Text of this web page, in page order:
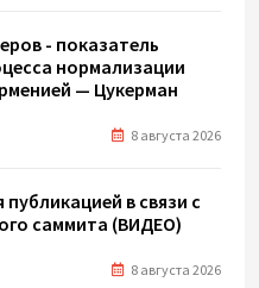
- показатель
нормализации
— Цукерман
8 августа 2026
в связи с
саммита (ВИДЕО)
8 августа 2026